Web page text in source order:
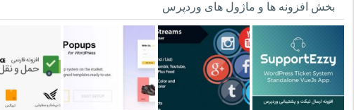
بخش افزونه ها و ماژول های وردپرس